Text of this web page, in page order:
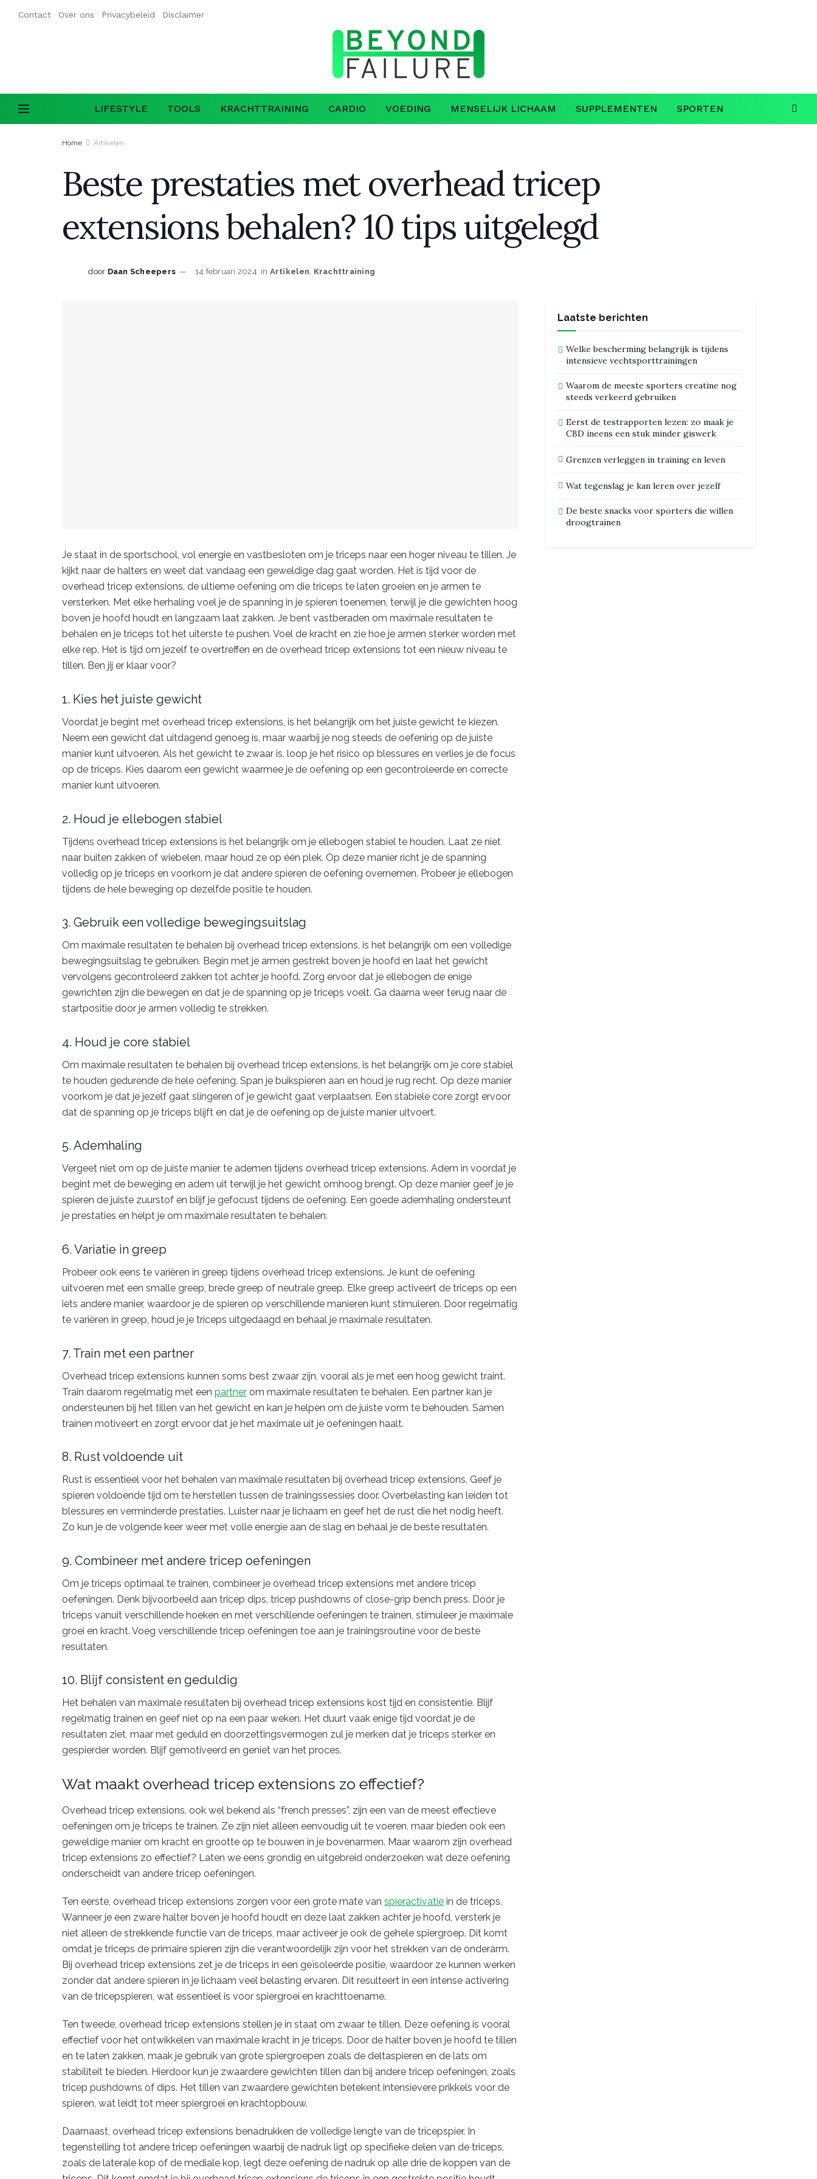
Contact Over ons Privacybeleid Disclaimer
LIFESTYLE TOOLS KRACHTTRAINING CARDIO VOEDING MENSELIJK LICHAAM SUPPLEMENTEN SPORTEN
Home Artikelen
Beste prestaties met overhead tricep
extensions behalen? 10 tips uitgelegd
door Daan Scheepers 14 februari 2024 in Artikelen, Krachttraining
Je staat in de sportschool, vol energie en vastbesloten om je triceps naar een hoger niveau te tillen. Je
kijkt naar de halters en weet dat vandaag een geweldige dag gaat worden. Het is tijd voor de
overhead tricep extensions, de ultieme oefening om die triceps te laten groeien en je armen te
versterken. Met elke herhaling voel je de spanning in je spieren toenemen, terwijl je die gewichten hoog
boven je hoofd houdt en langzaam laat zakken. Je bent vastberaden om maximale resultaten te
behalen en je triceps tot het uiterste te pushen. Voel de kracht en zie hoe je armen sterker worden met
elke rep. Het is tijd om jezelf te overtreffen en de overhead tricep extensions tot een nieuw niveau te
tillen. Ben jij er klaar voor?
1. Kies het juiste gewicht
Voordat je begint met overhead tricep extensions, is het belangrijk om het juiste gewicht te kiezen.
Neem een gewicht dat uitdagend genoeg is, maar waarbij je nog steeds de oefening op de juiste
manier kunt uitvoeren. Als het gewicht te zwaar is, loop je het risico op blessures en verlies je de focus
op de triceps. Kies daarom een gewicht waarmee je de oefening op een gecontroleerde en correcte
manier kunt uitvoeren.
2. Houd je ellebogen stabiel
Tijdens overhead tricep extensions is het belangrijk om je ellebogen stabiel te houden. Laat ze niet
naar buiten zakken of wiebelen, maar houd ze op één plek. Op deze manier richt je de spanning
volledig op je triceps en voorkom je dat andere spieren de oefening overnemen. Probeer je ellebogen
tijdens de hele beweging op dezelfde positie te houden.
3. Gebruik een volledige bewegingsuitslag
Om maximale resultaten te behalen bij overhead tricep extensions, is het belangrijk om een volledige
bewegingsuitslag te gebruiken. Begin met je armen gestrekt boven je hoofd en laat het gewicht
vervolgens gecontroleerd zakken tot achter je hoofd. Zorg ervoor dat je ellebogen de enige
gewrichten zijn die bewegen en dat je de spanning op je triceps voelt. Ga daarna weer terug naar de
startpositie door je armen volledig te strekken.
4. Houd je core stabiel
Om maximale resultaten te behalen bij overhead tricep extensions, is het belangrijk om je core stabiel
te houden gedurende de hele oefening. Span je buikspieren aan en houd je rug recht. Op deze manier
voorkom je dat je jezelf gaat slingeren of je gewicht gaat verplaatsen. Een stabiele core zorgt ervoor
dat de spanning op je triceps blijft en dat je de oefening op de juiste manier uitvoert.
5. Ademhaling
Vergeet niet om op de juiste manier te ademen tijdens overhead tricep extensions. Adem in voordat je
begint met de beweging en adem uit terwijl je het gewicht omhoog brengt. Op deze manier geef je je
spieren de juiste zuurstof en blijf je gefocust tijdens de oefening. Een goede ademhaling ondersteunt
je prestaties en helpt je om maximale resultaten te behalen.
6. Variatie in greep
Probeer ook eens te variëren in greep tijdens overhead tricep extensions. Je kunt de oefening
uitvoeren met een smalle greep, brede greep of neutrale greep. Elke greep activeert de triceps op een
iets andere manier, waardoor je de spieren op verschillende manieren kunt stimuleren. Door regelmatig
te variëren in greep, houd je je triceps uitgedaagd en behaal je maximale resultaten.
7. Train met een partner
Overhead tricep extensions kunnen soms best zwaar zijn, vooral als je met een hoog gewicht traint.
Train daarom regelmatig met een partner om maximale resultaten te behalen. Een partner kan je
ondersteunen bij het tillen van het gewicht en kan je helpen om de juiste vorm te behouden. Samen
trainen motiveert en zorgt ervoor dat je het maximale uit je oefeningen haalt.
8. Rust voldoende uit
Rust is essentieel voor het behalen van maximale resultaten bij overhead tricep extensions. Geef je
spieren voldoende tijd om te herstellen tussen de trainingssessies door. Overbelasting kan leiden tot
blessures en verminderde prestaties. Luister naar je lichaam en geef het de rust die het nodig heeft.
Zo kun je de volgende keer weer met volle energie aan de slag en behaal je de beste resultaten.
9. Combineer met andere tricep oefeningen
Om je triceps optimaal te trainen, combineer je overhead tricep extensions met andere tricep
oefeningen. Denk bijvoorbeeld aan tricep dips, tricep pushdowns of close-grip bench press. Door je
triceps vanuit verschillende hoeken en met verschillende oefeningen te trainen, stimuleer je maximale
groei en kracht. Voeg verschillende tricep oefeningen toe aan je trainingsroutine voor de beste
resultaten.
10. Blijf consistent en geduldig
Het behalen van maximale resultaten bij overhead tricep extensions kost tijd en consistentie. Blijf
regelmatig trainen en geef niet op na een paar weken. Het duurt vaak enige tijd voordat je de
resultaten ziet, maar met geduld en doorzettingsvermogen zul je merken dat je triceps sterker en
gespierder worden. Blijf gemotiveerd en geniet van het proces.
Wat maakt overhead tricep extensions zo effectief?
Overhead tricep extensions, ook wel bekend als “french presses”, zijn een van de meest effectieve
oefeningen om je triceps te trainen. Ze zijn niet alleen eenvoudig uit te voeren, maar bieden ook een
geweldige manier om kracht en grootte op te bouwen in je bovenarmen. Maar waarom zijn overhead
tricep extensions zo effectief? Laten we eens grondig en uitgebreid onderzoeken wat deze oefening
onderscheidt van andere tricep oefeningen.
Ten eerste, overhead tricep extensions zorgen voor een grote mate van spieractivatie in de triceps.
Wanneer je een zware halter boven je hoofd houdt en deze laat zakken achter je hoofd, versterk je
niet alleen de strekkende functie van de triceps, maar activeer je ook de gehele spiergroep. Dit komt
omdat je triceps de primaire spieren zijn die verantwoordelijk zijn voor het strekken van de onderarm.
Bij overhead tricep extensions zet je de triceps in een geïsoleerde positie, waardoor ze kunnen werken
zonder dat andere spieren in je lichaam veel belasting ervaren. Dit resulteert in een intense activering
van de tricepspieren, wat essentieel is voor spiergroei en krachttoename.
Ten tweede, overhead tricep extensions stellen je in staat om zwaar te tillen. Deze oefening is vooral
effectief voor het ontwikkelen van maximale kracht in je triceps. Door de halter boven je hoofd te tillen
en te laten zakken, maak je gebruik van grote spiergroepen zoals de deltaspieren en de lats om
stabiliteit te bieden. Hierdoor kun je zwaardere gewichten tillen dan bij andere tricep oefeningen, zoals
tricep pushdowns of dips. Het tillen van zwaardere gewichten betekent intensievere prikkels voor de
spieren, wat leidt tot meer spiergroei en krachtopbouw.
Daarnaast, overhead tricep extensions benadrukken de volledige lengte van de tricepspier. In
tegenstelling tot andere tricep oefeningen waarbij de nadruk ligt op specifieke delen van de triceps,
zoals de laterale kop of de mediale kop, legt deze oefening de nadruk op alle drie de koppen van de
Laatste berichten
Welke bescherming belangrijk is tijdens
intensieve vechtsporttrainingen
Waarom de meeste sporters creatine nog
steeds verkeerd gebruiken
Eerst de testrapporten lezen: zo maak je
CBD ineens een stuk minder giswerk
Grenzen verleggen in training en leven
Wat tegenslag je kan leren over jezelf
De beste snacks voor sporters die willen
droogtrainen